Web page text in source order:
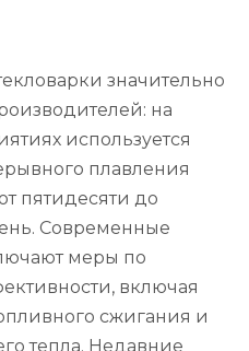
значительно
на
используется
плавления
пятидесяти до
Современные
меры по
включая
сжигания и
тепла. Недавние